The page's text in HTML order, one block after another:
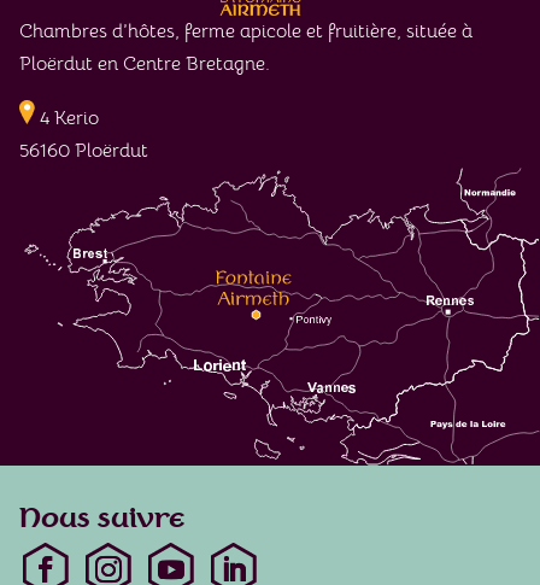
Chambres d’hôtes, ferme apicole et fruitière, située à
Ploërdut en Centre Bretagne.
4 Kerio
56160 Ploërdut
Nous suivre